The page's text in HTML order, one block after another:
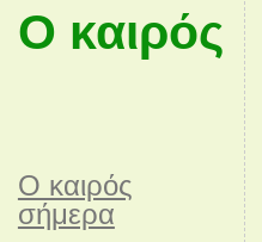
Ο καιρός
O καιρός
σήμερα